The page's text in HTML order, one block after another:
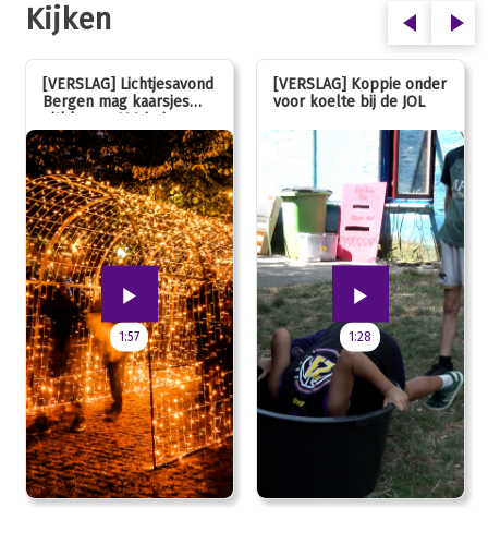
Kijken
[VERSLAG] Lichtjesavond
Bergen mag kaarsjes
uitblazen: 100 jarig
jubileum!
1:57
[VERSLAG] Koppie onder
voor koelte bij de JOL
1:28